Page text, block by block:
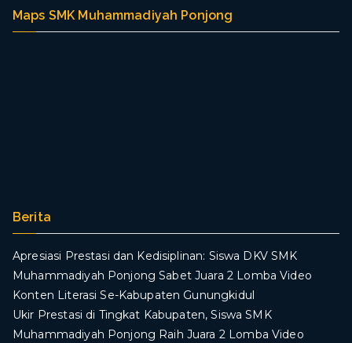
Maps SMK Muhammadiyah Ponjong
Berita
Apresiasi Prestasi dan Kedisiplinan: Siswa DKV SMK
Muhammadiyah Ponjong Sabet Juara 2 Lomba Video
Konten Literasi Se-Kabupaten Gunungkidul
Ukir Prestasi di Tingkat Kabupaten, Siswa SMK
Muhammadiyah Ponjong Raih Juara 2 Lomba Video